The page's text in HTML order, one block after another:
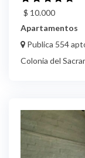
$ 10.000
Apartamentos
Publica 554
Colonia del